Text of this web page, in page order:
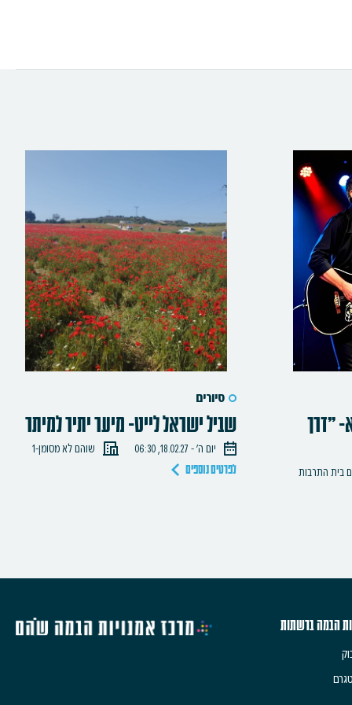
"דרך
בית התרבות
סיורים
שביל ישראל לייט- מיער יתיר למיתר
יום ה׳ - 18.02.27, 06:30 שוהם לא מסומן-1
לפרטים נוספים
הבמה ברשתות